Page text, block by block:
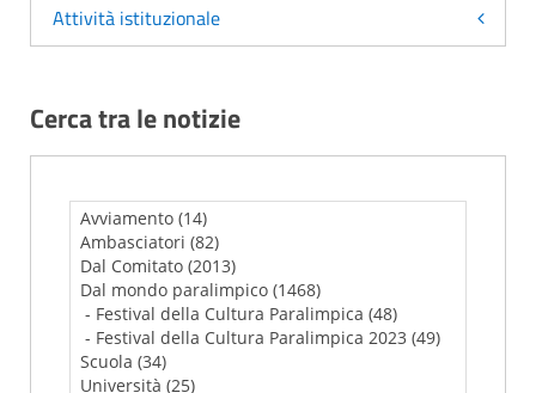
Attività istituzionale
Cerca tra le notizie